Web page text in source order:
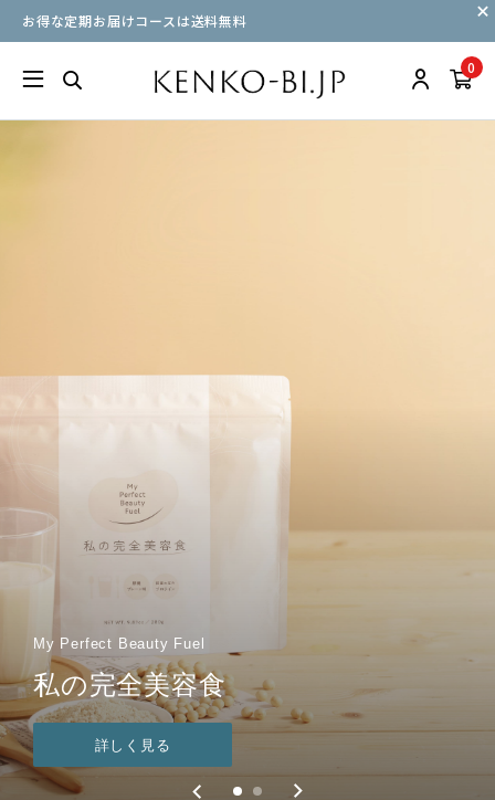
お得な定期お届けコースは送料無料
0
My Perfect Beauty Fuel
私の完全美容食
詳しく見る
diet support
Good Slim
詳しく見る